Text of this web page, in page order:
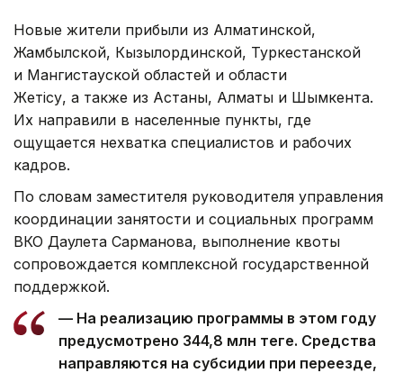
Новые жители прибыли из Алматинской,
Жамбылской, Кызылординской, Туркестанской
и Мангистауской областей и области
Жетiсу, а также из Астаны, Алматы и Шымкента.
Их направили в населенные пункты, где
ощущается нехватка специалистов и рабочих
кадров.
По словам заместителя руководителя управления
координации занятости и социальных программ
ВКО Даулета Сарманова, выполнение квоты
сопровождается комплексной государственной
поддержкой.
— На реализацию программы в этом году
предусмотрено 344,8 млн теңге. Средства
направляются на субсидии при переезде,